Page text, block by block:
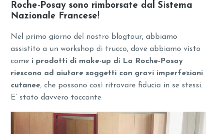
Roche-Posay sono rimborsate dal Sistema
Nazionale Francese!
Nel primo giorno del nostro blogtour, abbiamo
assistito a un workshop di trucco, dove abbiamo visto
come i prodotti di make-up di La Roche-Posay
riescono ad aiutare soggetti con gravi imperfezioni
cutanee, che possono così ritrovare fiducia in se stessi.
E’ stato davvero toccante.